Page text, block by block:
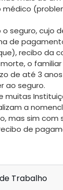
médico
o seguro, cujo
de
recibo da
o
de até 3
ao seguro.
muitas
a
mas sim com
de
Trabalho